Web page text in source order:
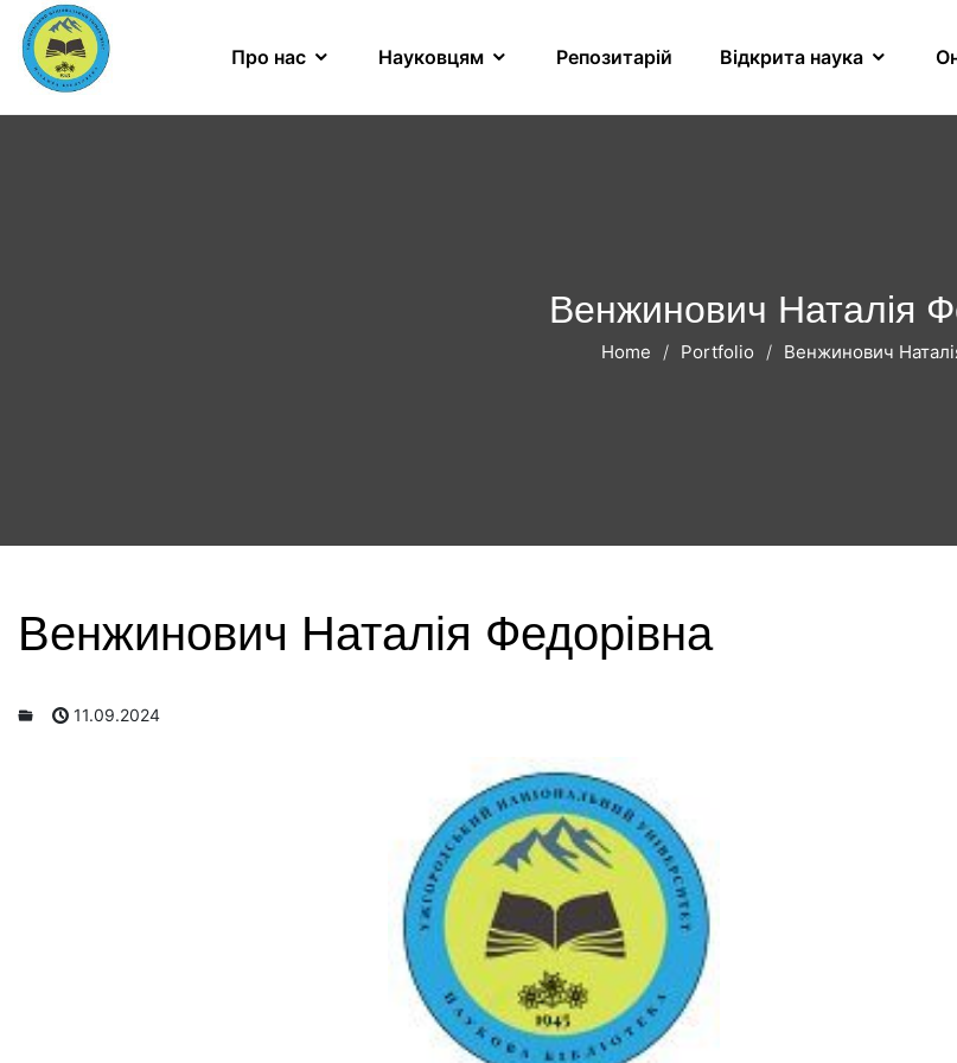
Про нас Науковцям Репозитарій Відкрита наука
Венжинович Наталія
Home Portfolio Венжинович
Венжинович Наталія Федорівна
11.09.2024